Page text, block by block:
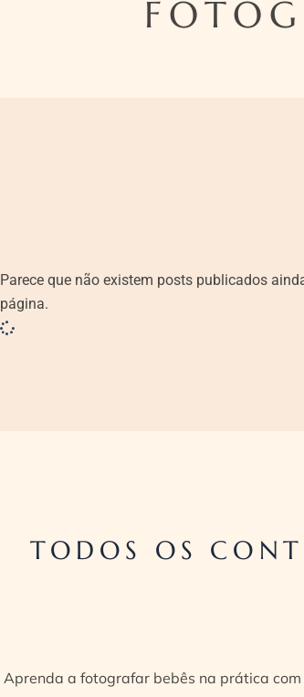
Parece que não existem posts publicados
página.
TODOS OS
Aprenda a fotografar bebês na prática